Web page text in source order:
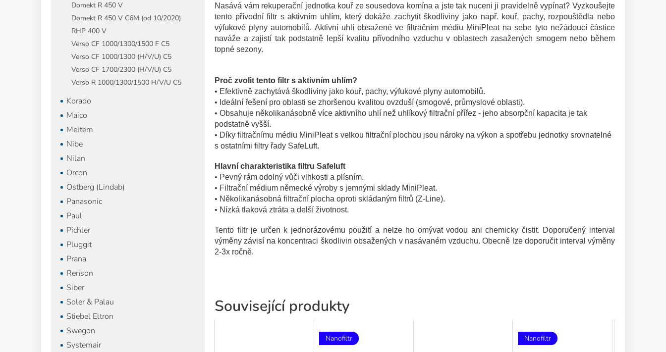
Domekt R 450 V
Domekt R 450 V C6M (od 10/2020)
RHP 400 V
Verso CF 1000/1300/1500 F C5
Verso CF 1000/1300 (H/V/U) C5
Verso CF 1700/2300 (H/V/U) C5
Verso R 1000/1300/1500 H/V/U C5
Korado
Maico
Meltem
Nibe
Nilan
Orcon
Östberg (Lindab)
Panasonic
Paul
Pichler
Pluggit
Prana
Renson
Siber
Soler & Palau
Stiebel Eltron
Swegon
Systemair
Související produkty
Nanofiltr Nanofiltr
Nasává vám rekuperační jednotka kouř ze sousedova komína a jste tak nuceni ji pravidelně vypínat? Vyzkoušejte
tento přívodní filtr s aktivním uhlím, který dokáže zachytit škodliviny jako např. kouř, pachy, rozpouštědla nebo
výfukové plyny automobilů. Aktivní uhlí obsažené ve filtračním médiu MiniPleat na sebe tyto nežádoucí částice
naváže a zajistí tak podstatně lepší kvalitu přívodního vzduchu v oblastech zasažených smogem nebo během
topné sezony.
Proč zvolit tento filtr s aktivním uhlím?
• Efektivně zachytává škodliviny jako kouř, pachy, výfukové plyny automobilů.
• Ideální řešení pro oblasti se zhoršenou kvalitou ovzduší (smogové, průmyslové oblasti).
• Obsahuje několikanásobně více aktivního uhlí než uhlíkový filtrační přířez - jeho absorpční kapacita je tak
podstatně vyšší.
• Díky filtračnímu médiu MiniPleat s velkou filtrační plochou jsou nároky na výkon a spotřebu jednotky srovnatelné
s ostatními filtry řady SafeLuft.
Hlavní charakteristika filtru Safeluft
• Pevný rám odolný vůči vlhkosti a plísním.
• Filtrační médium německé výroby s jemnými sklady MiniPleat.
• Několikanásobná filtrační plocha oproti skládaným filtrů (Z-Line).
• Nízká tlaková ztráta a delší životnost.
Tento filtr je určen k jednorázovému použití a nelze ho omývat vodou ani chemicky čistit. Doporučený interval
výměny závisí na koncentraci škodlivin obsažených v nasávaném vzduchu. Obecně lze doporučit interval výměny
2-3x ročně.